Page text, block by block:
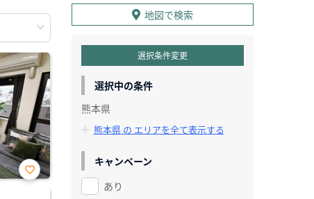
お気
地図で検索
選択条件変更
選択中の条件
熊本県
熊本県 の エリアを全て表示する
キャンペーン
あり